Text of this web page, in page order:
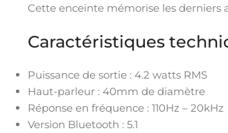
Cette enceinte mémorise les
Caractéristiques
Puissance de sortie : 4.2 watts RMS
Haut-parleur : 40mm de diamètre
Réponse en fréquence : 110Hz – 20kHz
Version Bluetooth : 5.1